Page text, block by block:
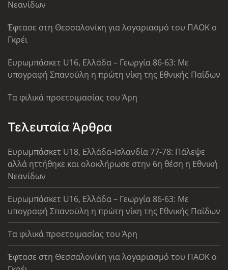
Νεανίδων
Έφτασε στη Θεσσαλονίκη για λογαριασμό του ΠΑΟΚ ο
Γκρέι
Ευρωμπάσκετ U16, Ελλάδα – Γεωργία 86-63: Με
υπογραφή Σπανούλη η πρώτη νίκη της Εθνικής Παίδων
Τα φιλικά προετοιμασίας του Άρη
Τελευταία Άρθρα
Ευρωμπάσκετ U18, Ελλάδα-Ισλανδία 77-78: Πάλεψε
αλλά ηττήθηκε και ολοκλήρωσε στην 6η θέση η Εθνική
Νεανίδων
Ευρωμπάσκετ U16, Ελλάδα – Γεωργία 86-63: Με
υπογραφή Σπανούλη η πρώτη νίκη της Εθνικής Παίδων
Τα φιλικά προετοιμασίας του Άρη
Έφτασε στη Θεσσαλονίκη για λογαριασμό του ΠΑΟΚ ο